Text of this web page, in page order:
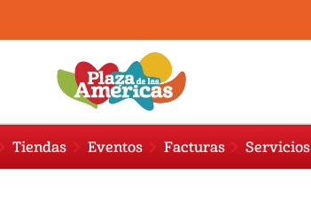
Tiendas Eventos Facturas Servicios